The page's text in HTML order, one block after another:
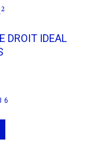
DROIT IDEAL